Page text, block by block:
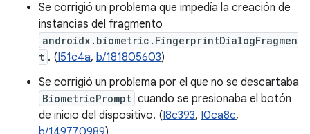
Se corrigió un problema que impedía la creación de
instancias del fragmento
androidx.biometric.FingerprintDialogFragmen
t . (I51c4a, b/181805603)
Se corrigió un problema por el que no se descartaba
BiometricPrompt cuando se presionaba el botón
de inicio del dispositivo. (I8c393, I0ca8c,